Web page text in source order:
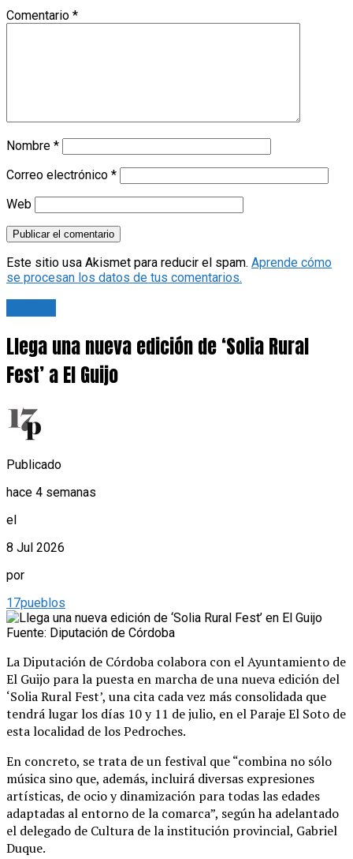
Comentario *
Nombre *
Correo electrónico *
Web
Este sitio usa Akismet para reducir el spam. Aprende cómo
se procesan los datos de tus comentarios.
Llega una nueva edición de ‘Solia Rural
Fest’ a El Guijo
Publicado
hace 4 semanas
el
8 Jul 2026
por
17pueblos
Fuente: Diputación de Córdoba
La Diputación de Córdoba colabora con el Ayuntamiento de
El Guijo para la puesta en marcha de una nueva edición del
‘Solia Rural Fest’, una cita cada vez más consolidada que
tendrá lugar los días 10 y 11 de julio, en el Paraje El Soto de
esta localidad de los Pedroches.
En concreto, se trata de un festival que “combina no sólo
música sino que, además, incluirá diversas expresiones
artísticas, de ocio y dinamización para todas las edades
adaptadas al entorno de la comarca”, según ha adelantado
el delegado de Cultura de la institución provincial, Gabriel
Duque.